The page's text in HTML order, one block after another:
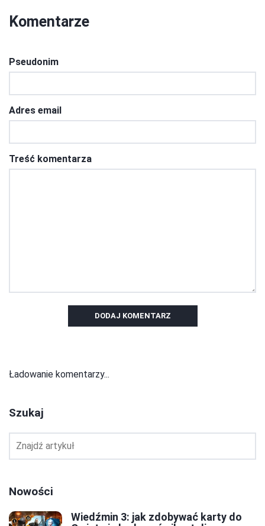
Komentarze
Pseudonim
Adres email
Treść komentarza
DODAJ KOMENTARZ
Ładowanie komentarzy...
Szukaj
Nowości
Wiedźmin 3: jak zdobywać karty do